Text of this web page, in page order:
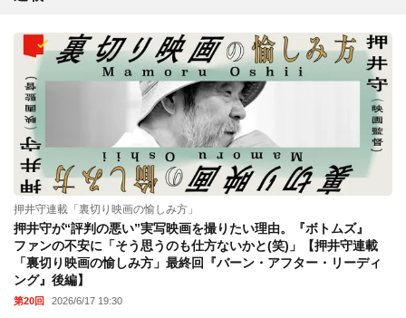
押井守連載「裏切り映画の愉しみ方」
押井守が“評判の悪い”実写映画を撮りたい理由。『ボトムズ』
ファンの不安に「そう思うのも仕方ないかと(笑)」【押井守連載
「裏切り映画の愉しみ方」最終回『バーン・アフター・リーディ
ング』後編】
第20回 2026/6/17 19:30